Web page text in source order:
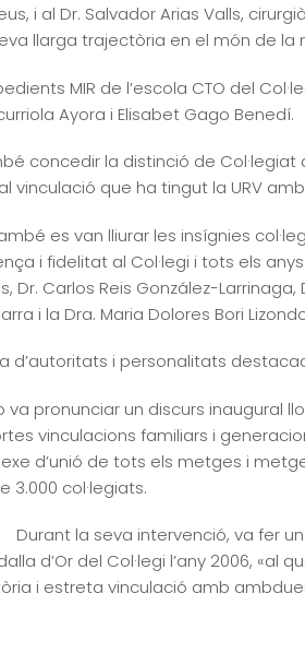
i al Dr. Salvador Arias Valls,
llarga trajectòria en el món de la
MIR de l’escola CTO del
Ayora i Elisabet Gago Benedí.
concedir la distinció de Col·legiat
vinculació que ha tingut la URV
es van lliurar les insígnies
i fidelitat al Col·legi i tots els
Dr. Carlos Reis González-
i la Dra. Maria Dolores Bori
d’autoritats i personalitats
va pronunciar un discurs inaugural
vinculacions familiars i
d’unió de tots els metges i
col·legiats.
Durant la seva intervenció, va fer
d’Or del Col·legi l’any 2006, «al
i estreta vinculació amb